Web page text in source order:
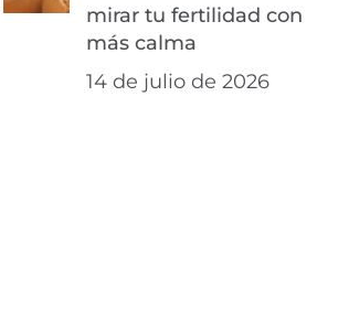
mirar tu fertilidad con
más calma
14 de julio de 2026